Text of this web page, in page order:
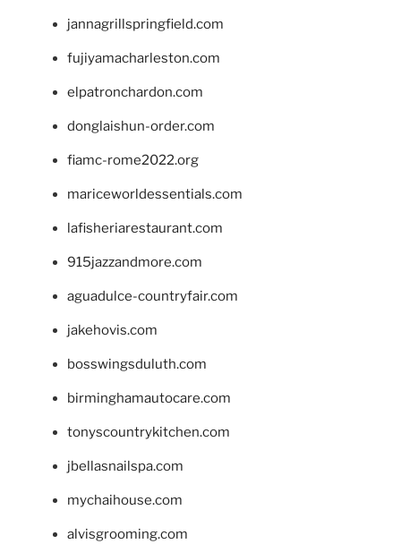
jannagrillspringfield.com
fujiyamacharleston.com
elpatronchardon.com
donglaishun-order.com
fiamc-rome2022.org
mariceworldessentials.com
lafisheriarestaurant.com
915jazzandmore.com
aguadulce-countryfair.com
jakehovis.com
bosswingsduluth.com
birminghamautocare.com
tonyscountrykitchen.com
jbellasnailspa.com
mychaihouse.com
alvisgrooming.com